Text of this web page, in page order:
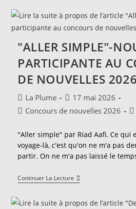
"ALLER SIMPLE"-
PARTICIPANTE AU
DE NOUVELLES
Auteur/autrice
de
La Plume
Publication
publiée :
17 mai 2026
PostConcours de nouvelles 2026
la
"Aller simple" par Riad Aafi. Ce qui
voyage-là, c'est qu'on ne m'a pas
partir. On ne m'a pas laissé le
Continuer La Lecture"Aller
Simple"-
Participante